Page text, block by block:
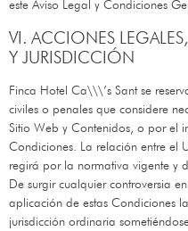
este Aviso Legal y Condiciones
VI. ACCIONES
Y JURISDICCIÓN
Finca Hotel Ca\\\’s Santse
civiles o penales que considere
Sitio Web y Contenidos, o por el
Condiciones. La relación entre el
regirá por la normativa vigente y
De surgir cualquier controversia
aplicación de estas Condiciones
jurisdicción ordinaria